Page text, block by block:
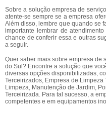
Sobre a solução empresa de
atente-se sempre se a empresa
Além disso, lembre que quando se
importante lembrar de
chance de conferir essa e outras
a seguir.
Quer saber mais sobre empresa de
do Sul? Encontre a solução que
diversas opções disponibilizadas,
Terceirizados, Empresa de
Limpeza, Manutenção de Jardim,
Terceirizada. Para tal sucesso, a
competentes e em equipamentos